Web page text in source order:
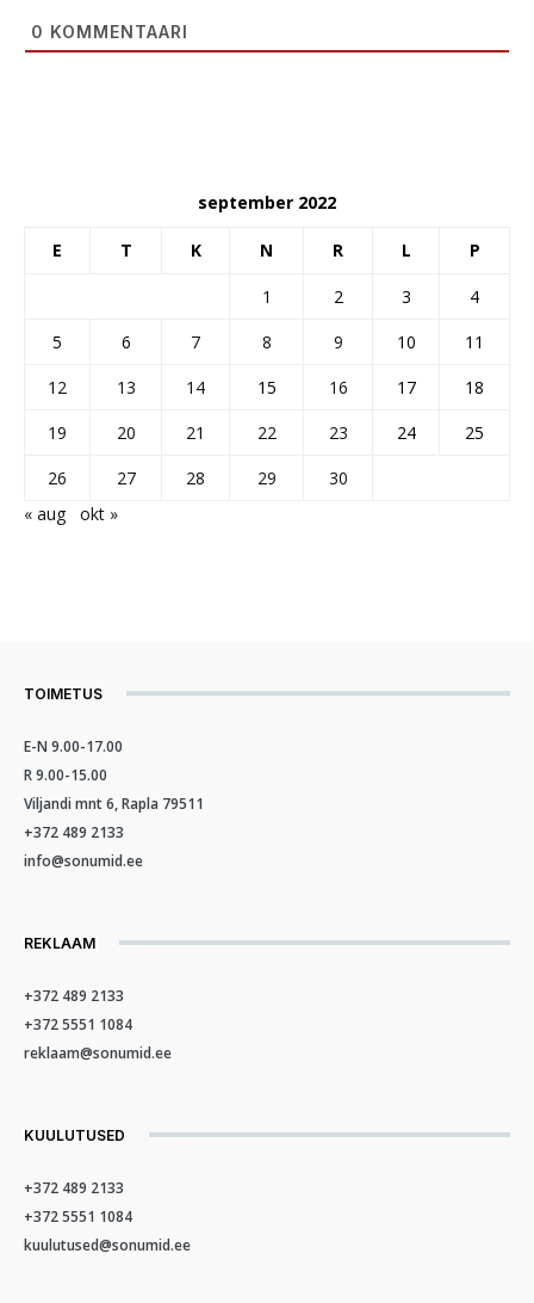
0 KOMMENTAARI
september 2022
E T K N R L P
1 2 3
4
5
6 7 8 9 10
11
12
13 14 15 16 17
18
19
20 21 22 23 24
25
26
27 28 29
30
« aug
okt »
TOIMETUS
E-N 9.00-17.00
R 9.00-15.00
Viljandi mnt 6, Rapla 79511
+372 489 2133
info@sonumid.ee
REKLAAM
+372 489 2133
+372 5551 1084
reklaam@sonumid.ee
KUULUTUSED
+372 489 2133
+372 5551 1084
kuulutused@sonumid.ee